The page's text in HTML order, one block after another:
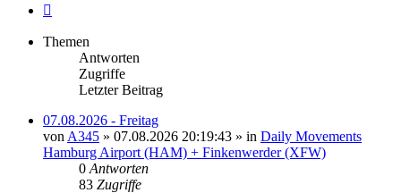
Themen
Antworten
Zugriffe
Letzter Beitrag
07.08.2026 - Freitag
von A345 » 07.08.2026 20:19:43 » in Daily Movements
Hamburg Airport (HAM) + Finkenwerder (XFW)
0 Antworten
83 Zugriffe